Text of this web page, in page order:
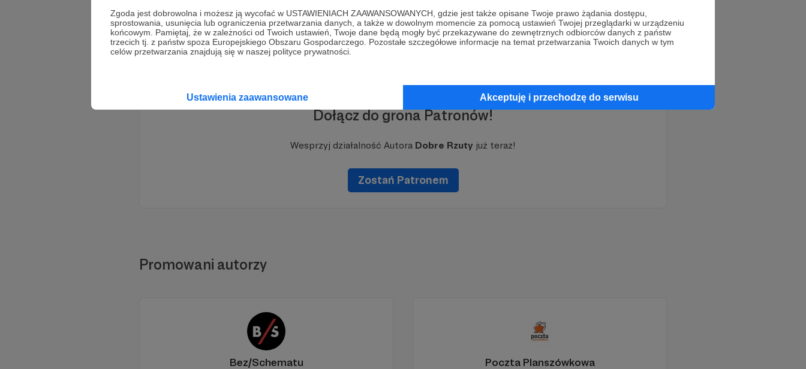
Zgoda jest dobrowolna i możesz ją wycofać w USTAWIENIACH ZAAWANSOWANYCH, gdzie jest także opisane Twoje prawo żądania dostępu,
sprostowania, usunięcia lub ograniczenia przetwarzania danych, a także w dowolnym momencie za pomocą ustawień Twojej przeglądarki w urządzeniu
końcowym. Pamiętaj, że w zależności od Twoich ustawień, Twoje dane będą mogły być przekazywane do zewnętrznych odbiorców danych z państw
trzecich tj. z państw spoza Europejskiego Obszaru Gospodarczego. Pozostałe szczegółowe informacje na temat przetwarzania Twoich danych w tym
celów przetwarzania znajdują się w naszej polityce prywatności.
Ustawienia zaawansowane Akceptuję i przechodzę do serwisu
Dołącz do grona Patronów!
Wesprzyj działalność Autora Dobre Rzuty już teraz!
Zostań Patronem
Promowani autorzy
Bez/Schematu Poczta Planszówkowa